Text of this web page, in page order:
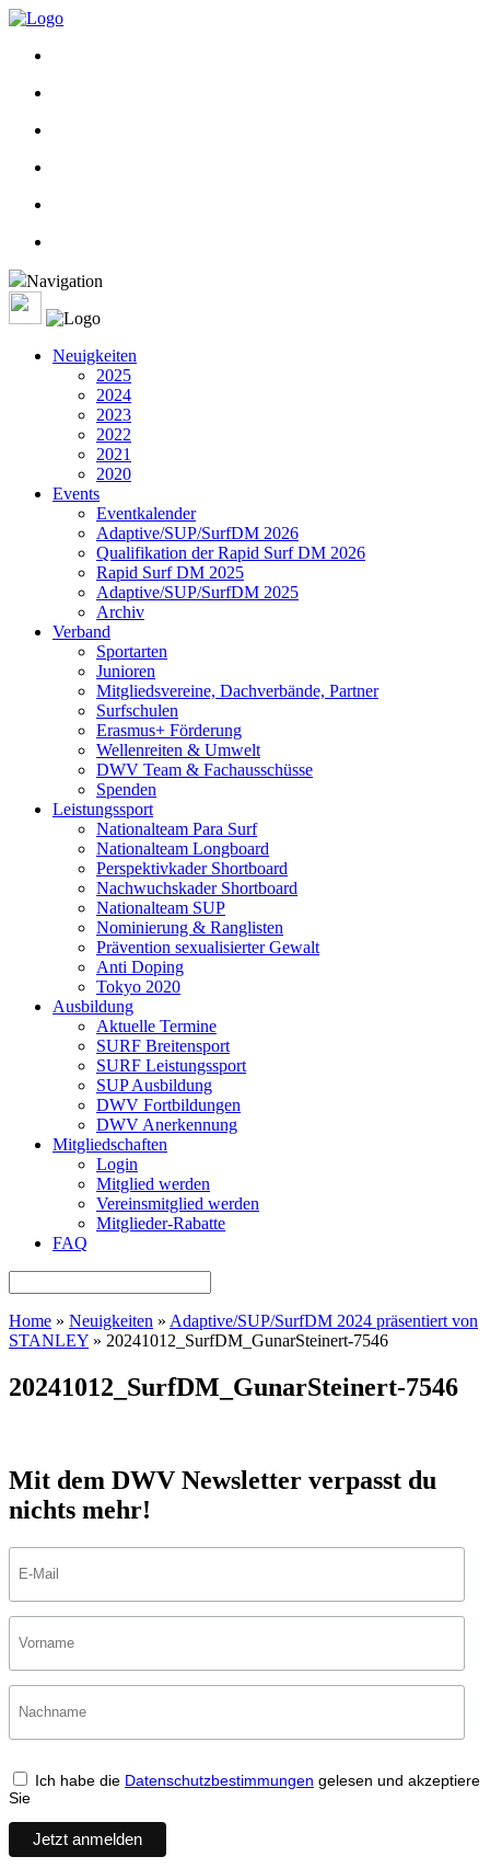
Navigation
Neuigkeiten
2025
2024
2023
2022
2021
2020
Events
Eventkalender
Adaptive/SUP/SurfDM 2026
Qualifikation der Rapid Surf DM 2026
Rapid Surf DM 2025
Adaptive/SUP/SurfDM 2025
Archiv
Verband
Sportarten
Junioren
Mitgliedsvereine, Dachverbände, Partner
Surfschulen
Erasmus+ Förderung
Wellenreiten & Umwelt
DWV Team & Fachausschüsse
Spenden
Leistungssport
Nationalteam Para Surf
Nationalteam Longboard
Perspektivkader Shortboard
Nachwuchskader Shortboard
Nationalteam SUP
Nominierung & Ranglisten
Prävention sexualisierter Gewalt
Anti Doping
Tokyo 2020
Ausbildung
Aktuelle Termine
SURF Breitensport
SURF Leistungssport
SUP Ausbildung
DWV Fortbildungen
DWV Anerkennung
Mitgliedschaften
Login
Mitglied werden
Vereinsmitglied werden
Mitglieder-Rabatte
FAQ
Home » Neuigkeiten » Adaptive/SUP/SurfDM 2024 präsentiert von
STANLEY » 20241012_SurfDM_GunarSteinert-7546
20241012_SurfDM_GunarSteinert-7546
Mit dem DWV Newsletter verpasst du
nichts mehr!
Ich habe die Datenschutzbestimmungen gelesen und akzeptiere
Sie